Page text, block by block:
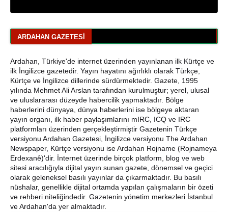
Rüzgârı Esiyor
Plaka Duyurusu
Ardahan Belediye Başkanı Faruk Demir ve Meclis
Üyeleri CHP’den İstifa Etti
Yaşar Geler'den Bölge Analizi: Ardahan ve Kars'ta Son
Durum
Bir Parti İşte Böyle Bitirilir
CHP Çıldır İl Genel Meclis Üyesi Gökhan Sözbir
Tutuklandı
Ardahan'da Traktör Devrildi: Sürücü Yaralandı
ARDAHAN GAZETESI
Ardahan, Türkiye'de internet üzerinden yayınlanan ilk Kürtçe ve
ilk İngilizce gazetedir. Yayın hayatını ağırlıklı olarak Türkçe,
Kürtçe ve İngilizce dillerinde sürdürmektedir. Gazete, 1995
yılında Mehmet Ali Arslan tarafından kurulmuştur; yerel, ulusal
ve uluslararası düzeyde habercilik yapmaktadır. Bölge
haberlerini dünyaya, dünya haberlerini ise bölgeye aktaran
yayın organı, ilk haber paylaşımlarını mIRC, ICQ ve IRC
platformları üzerinden gerçekleştirmiştir Gazetenin Türkçe
versiyonu Ardahan Gazetesi, İngilizce versiyonu The Ardahan
Newspaper, Kürtçe versiyonu ise Ardahan Rojname (Rojnameya
Erdexanê)'dir. İnternet üzerinde birçok platform, blog ve web
sitesi aracılığıyla dijital yayın sunan gazete, dönemsel ve geçici
olarak geleneksel basılı yayınlar da çıkarmaktadır. Bu basılı
nüshalar, genellikle dijital ortamda yapılan çalışmaların bir özeti
ve rehberi niteliğindedir. Gazetenin yönetim merkezleri İstanbul
ve Ardahan'da yer almaktadır.